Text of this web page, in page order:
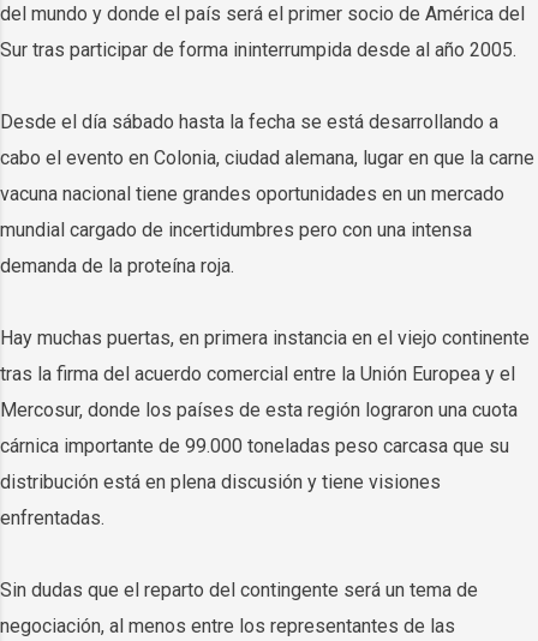
del mundo y donde el país será el primer socio de América del
Sur tras participar de forma ininterrumpida desde al año 2005.
Desde el día sábado hasta la fecha se está desarrollando a
cabo el evento en Colonia, ciudad alemana, lugar en que la carne
vacuna nacional tiene grandes oportunidades en un mercado
mundial cargado de incertidumbres pero con una intensa
demanda de la proteína roja.
Hay muchas puertas, en primera instancia en el viejo continente
tras la firma del acuerdo comercial entre la Unión Europea y el
Mercosur, donde los países de esta región lograron una cuota
cárnica importante de 99.000 toneladas peso carcasa que su
distribución está en plena discusión y tiene visiones
enfrentadas.
Sin dudas que el reparto del contingente será un tema de
negociación, al menos entre los representantes de las